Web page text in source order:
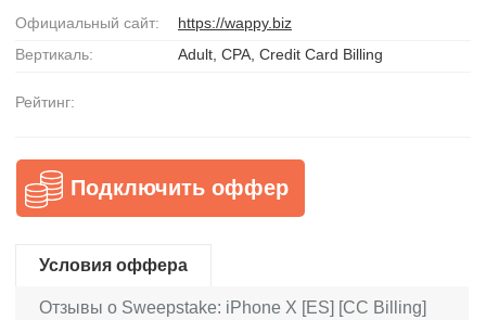
Официальный сайт:
https://wappy.biz
Вертикаль:
Adult, CPA, Credit Card Billing
Рейтинг:
Подключить оффер
Условия оффера
Отзывы о Sweepstake: iPhone X [ES] [CC Billing]